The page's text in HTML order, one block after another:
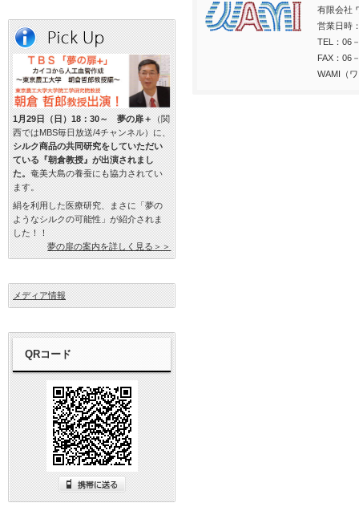
有限会社
営業日時
TEL：06
FAX：06
WAMI（
1月29日（日）18：30～ 夢の扉＋（関
西ではMBS毎日放送/4チャンネル）に、
シルク商品の共同研究をしていただい
ている『朝倉教授』が出演されまし
た。奄美大島の養蚕にも協力されてい
ます。
絹を利用した医療研究、まさに「夢の
ようなシルクの可能性」が紹介されま
した！！
夢の扉の案内を詳しく見る＞＞
メディア情報
QRコード